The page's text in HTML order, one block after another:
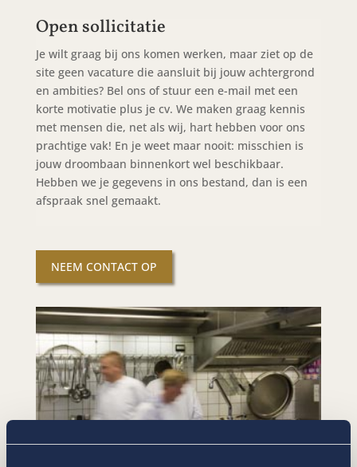
Open sollicitatie
Je wilt graag bij ons komen werken, maar ziet op de
site geen vacature die aansluit bij jouw achtergrond
en ambities? Bel ons of stuur een e-mail met een
korte motivatie plus je cv. We maken graag kennis
met mensen die, net als wij, hart hebben voor ons
prachtige vak! En je weet maar nooit: misschien is
jouw droombaan binnenkort wel beschikbaar.
Hebben we je gegevens in ons bestand, dan is een
afspraak snel gemaakt.
NEEM CONTACT OP